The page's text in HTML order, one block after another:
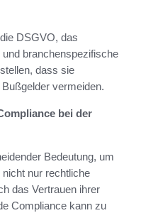
DSGVO, das
branchenspezifische
dass sie
vermeiden.
bei der
Bedeutung, um
nur rechtliche
das Vertrauen ihrer
Compliance kann zu